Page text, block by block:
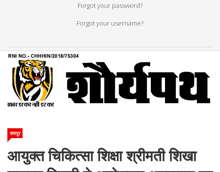
Forgot your password?
Forgot your username?
रायपुर
आयुक्त चिकित्सा शिक्षा श्रीमती शिखा